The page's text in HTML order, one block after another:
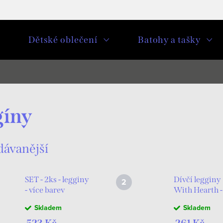
Dětské oblečení Batohy a tašky
SET - 2ks - legginy
- více barev
Skladem
Dívčí legginy
With Hearth -
Skladem